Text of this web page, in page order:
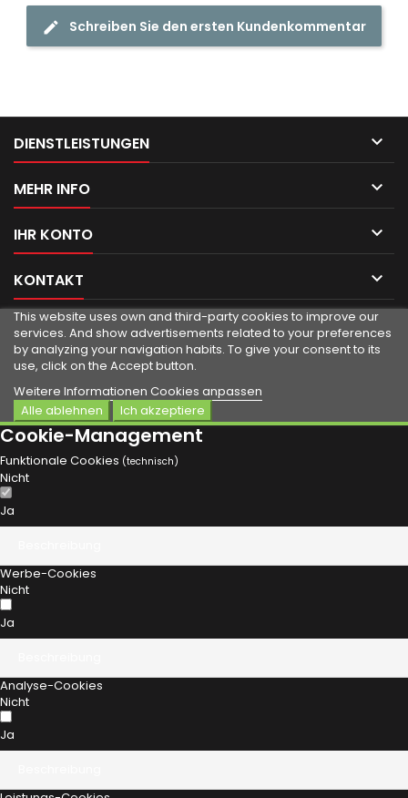
Schreiben Sie den ersten Kundenkommentar
DIENSTLEISTUNGEN 
MEHR INFO 
IHR KONTO 
KONTAKT 
This website uses own and third-party cookies to improve our
services. And show advertisements related to your preferences
by analyzing your navigation habits. To give your consent to its
use, click on the Accept button.
Weitere Informationen Cookies anpassen
Alle ablehnen
Ich akzeptiere
Cookie-Management
Funktionale Cookies (technisch)
Nicht
Ja
Werbe-Cookies
Nicht
Ja
Analyse-Cookies
Nicht
Ja